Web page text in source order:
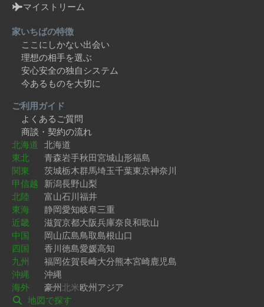
マイストリーム
家いちばの特徴
ここにしかない出会い
理想の相手を選ぶ
安心安全の独自システム
今あるものを大切に
ご利用ガイド
よくあるご質問
商談・契約の流れ
北海道 北海道
東北
青森岩手秋田宮城山形福島
関東
茨城栃木群馬埼玉千葉東京神奈川
甲信越 新潟長野山梨
北陸
富山石川福井
東海
静岡愛知岐阜三重
近畿
滋賀京都大阪兵庫奈良和歌山
中国
岡山広島鳥取島根山口
四国
香川徳島愛媛高知
九州
福岡佐賀長崎大分熊本宮崎鹿児島
沖縄
沖縄
海外
豪州北米欧州アジア
地図で探す